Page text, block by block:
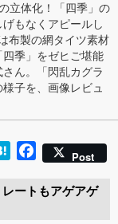
立体化！「四季」の
もなくアピールし
布製の網タイツ素材
季」をゼヒご堪能
ん。「閃乱カグラ
子を、画像レビュ
HatenaFacebook
Post
ートもアゲアゲ